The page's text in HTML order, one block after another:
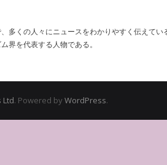
多くの人々にニュースをわかりやすく伝えて
界を代表する人物である。
Ltd. Powered by WordPress.